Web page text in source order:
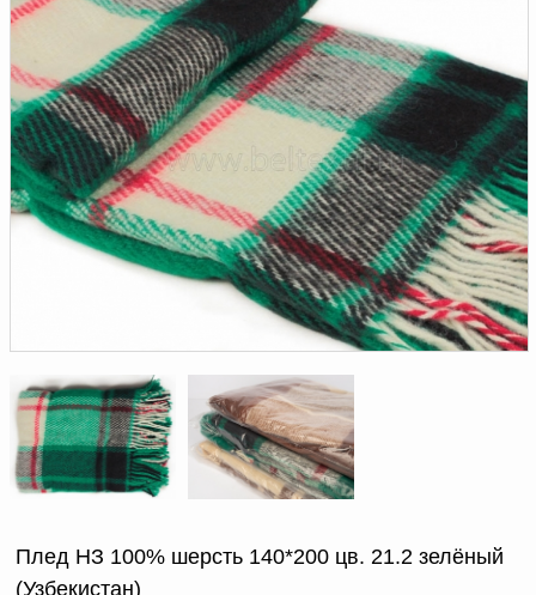
Текстильная галантерея и
Условия работы
Оплата и доставка
Как оформить заказ
Вакансии
Как нас найти
Написать нам
Доверенность на
Письмо руководителю
Вопросы и ответы
Новости | Статьи
Плед НЗ 100% шерсть 140*200 цв. 21.2 зелёный
(Узбекистан)